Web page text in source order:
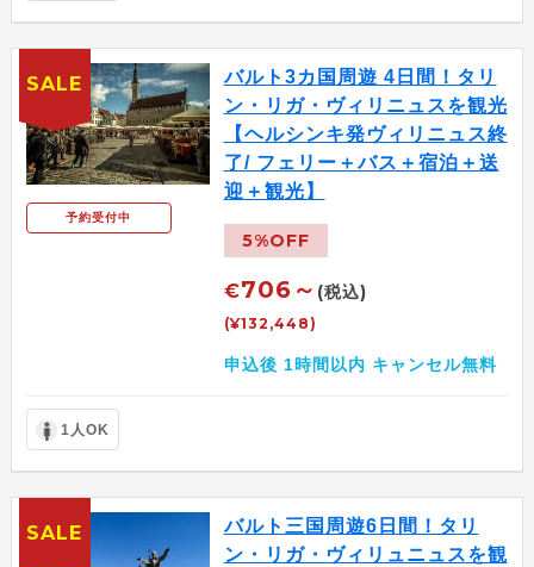
予約受付中
バルト3カ国周遊 4日間！タリ
ン・リガ・ヴィリニュスを観光
【ヘルシンキ発ヴィリニュス終
了/ フェリー＋バス＋宿泊＋送
迎＋観光】
5%OFF
€706～ (税込)
(¥132,448)
申込後 1時間以内 キャンセル無料
1人OK
SALE
バルト三国周遊6日間！タリ
ン・リガ・ヴィリュニュスを観
SALE